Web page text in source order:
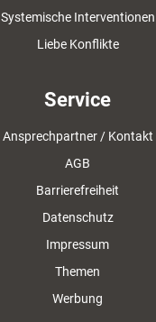
Systemische Interventionen
Liebe Konflikte
Service
Ansprechpartner / Kontakt
AGB
Barrierefreiheit
Datenschutz
Impressum
Themen
Werbung